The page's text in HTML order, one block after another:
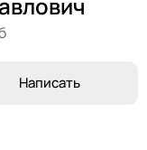
Написать